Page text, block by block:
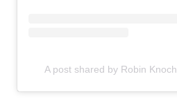
A post shared by Robin